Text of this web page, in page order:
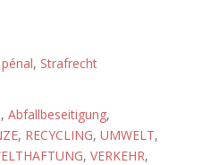
, Strafrecht
, Abfallbeseitigung,
, RECYCLING, UMWELT,
, VERKEHR,